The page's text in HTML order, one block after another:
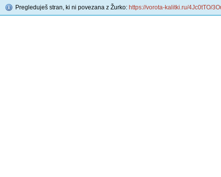
Pregleduješ stran, ki ni povezana z Žurko: https://vorota-kalitki.ru/4Jc0tTO/